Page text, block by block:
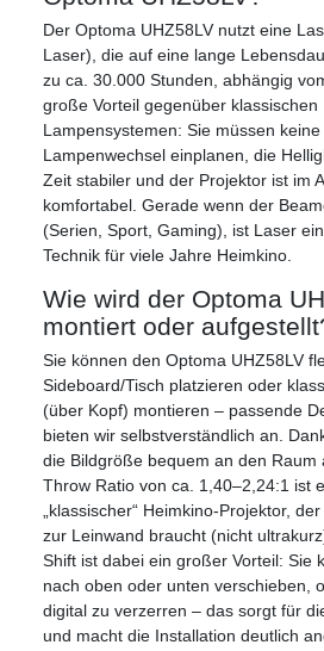
Der Optoma UHZ58LV nutzt eine
Laser), die auf eine lange
zu ca. 30.000 Stunden, abhängig
große Vorteil gegenüber klassischen
Lampensystemen: Sie müssen
Lampenwechsel einplanen, die
Zeit stabiler und der Projektor ist im
komfortabel. Gerade wenn der
(Serien, Sport, Gaming), ist Laser
Technik für viele Jahre Heimkino.
Wie wird der Optoma
montiert oder
Sie können den Optoma UHZ58LV
Sideboard/Tisch platzieren oder
(über Kopf) montieren – passende
bieten wir selbstverständlich an.
die Bildgröße bequem an den Raum
Throw Ratio von ca. 1,40–2,24:1 ist
„klassischer“ Heimkino-Projektor,
zur Leinwand braucht (nicht
Shift ist dabei ein großer Vorteil: Sie
nach oben oder unten verschieben,
digital zu verzerren – das sorgt für
und macht die Installation deutlich